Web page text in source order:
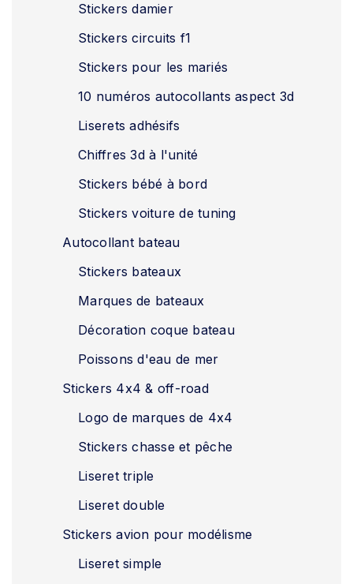
Stickers damier
Stickers circuits f1
Stickers pour les mariés
10 numéros autocollants aspect 3d
Liserets adhésifs
Chiffres 3d à l'unité
Stickers bébé à bord
Stickers voiture de tuning
Autocollant bateau
Stickers bateaux
Marques de bateaux
Décoration coque bateau
Poissons d'eau de mer
Stickers 4x4 & off-road
Logo de marques de 4x4
Stickers chasse et pêche
Liseret triple
Liseret double
Stickers avion pour modélisme
Liseret simple